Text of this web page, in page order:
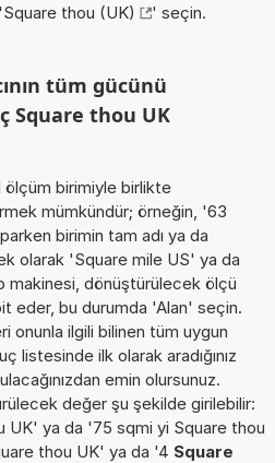
Square thou (UK) ' seçin.
tüm gücünü
Square thou UK
ölçüm birimiyle birlikte
mümkündür; örneğin, '63
birimin tam adı ya da
olarak 'Square mile US' ya da
makinesi, dönüştürülecek ölçü
eder, bu durumda 'Alan' seçin.
onunla ilgili bilinen tüm uygun
listesinde ilk olarak aradığınız
emin olursunuz.
değer şu şekilde girilebilir:
UK' ya da '75 sqmi yi Square thou
thou UK' ya da '4 Square